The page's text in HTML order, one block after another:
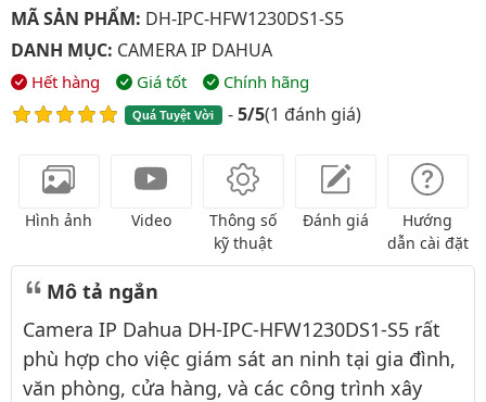
MÃ SẢN PHẨM: DH-IPC-HFW1230DS1-S5
DANH MỤC: CAMERA IP DAHUA
Hết hàng Giá tốt Chính hãng
Quá Tuyệt Vời -5/5(1 đánh giá)
Hình ảnh Video
Thông số
kỹ thuật
Đánh giá
Hướng
dẫn cài đặt
Mô tả ngắn
Camera IP Dahua DH-IPC-HFW1230DS1-S5 rất
phù hợp cho việc giám sát an ninh tại gia đình,
văn phòng, cửa hàng, và các công trình xây